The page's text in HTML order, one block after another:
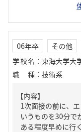
06年卒 その他
学校名 ： 東海大学大
職種 ： 技術系
【内容】
1次面接の前に、
いうものを30分で
ある程度早めに行